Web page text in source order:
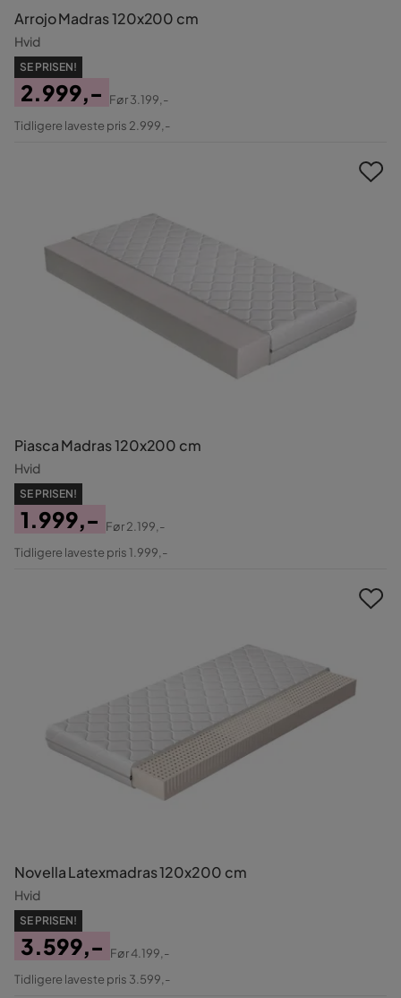
Arrojo Madras 120x200 cm
Hvid
SE PRISEN!
Pris
2.999,-
Original
Før3.199,-
Tidligere laveste pris 2.999,-
Piasca Madras 120x200 cm
Hvid
SE PRISEN!
Pris
1.999,-
Original
Før2.199,-
Tidligere laveste pris 1.999,-
Novella Latexmadras 120x200 cm
Hvid
SE PRISEN!
Pris
3.599,-
Original
Før4.199,-
Tidligere laveste pris 3.599,-